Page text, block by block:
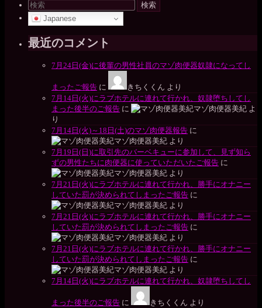
検
索
対
Japanese
最近のコメント
7月24日(金)に後輩の男性社員のマゾ肉便器奴隷になってし
まったご報告 に きちくくん より
7月14日(火)にラブホテルに連れて行かれ、奴隷堕ちしてし
まった後半のご報告 に マゾ肉便器美紀 よ
り
7月14日(火)～18日(土)のマゾ肉便器報告 に
マゾ肉便器美紀 より
7月19日(日)に取引先のバーベキューに参加して、見ず知ら
ずの男性たちに肉便器に使っていただいたご報告 に
マゾ肉便器美紀 より
7月21日(火)にラブホテルに連れて行かれ、勝手にオナニー
していた罰が決められてしまったご報告 に
マゾ肉便器美紀 より
7月21日(火)にラブホテルに連れて行かれ、勝手にオナニー
していた罰が決められてしまったご報告 に
マゾ肉便器美紀 より
7月21日(火)にラブホテルに連れて行かれ、勝手にオナニー
していた罰が決められてしまったご報告 に
マゾ肉便器美紀 より
7月14日(火)にラブホテルに連れて行かれ、奴隷堕ちしてし
まった後半のご報告 に きちくくん より